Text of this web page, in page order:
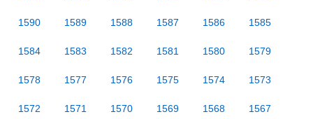
1590 1589 1588 1587 1586 1585
1584 1583 1582 1581 1580 1579
1578 1577 1576 1575 1574 1573
1572 1571 1570 1569 1568 1567